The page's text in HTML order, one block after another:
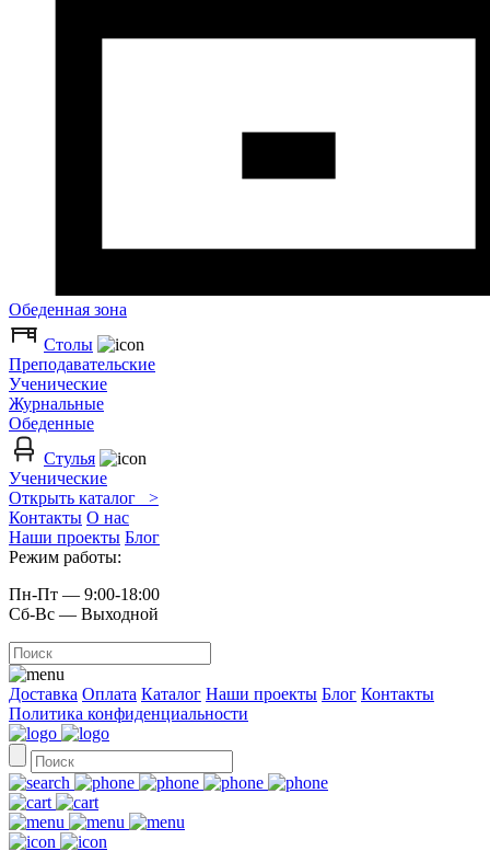
Обеденная зона
Столы
Преподавательские
Ученические
Журнальные
Обеденные
Стулья
Ученические
Открыть каталог >
Контакты О нас
Наши проекты Блог
Режим работы:
Пн-Пт — 9:00-18:00
Сб-Вс — Выходной
Доставка Оплата Каталог Наши проекты Блог Контакты
Политика конфиденциальности